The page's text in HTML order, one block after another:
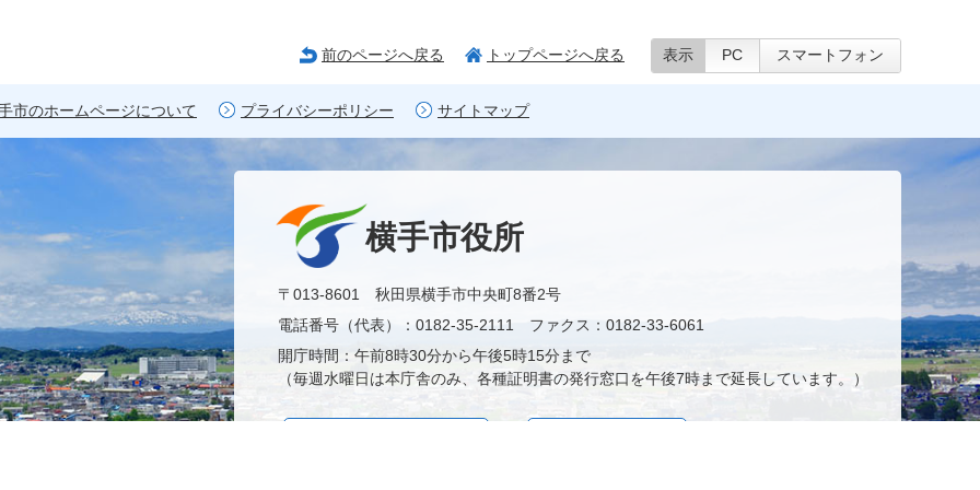
前のページへ戻る トップページへ戻る 表示 PC スマートフォン
市のホームページについて プライバシーポリシー サイトマップ
横手市役所
〒013-8601 秋田県横手市中央町8番2号
電話番号（代表）：0182-35-2111 ファクス：0182-33-6061
開庁時間：午前8時30分から午後5時15分まで
（毎週水曜日は本庁舎のみ、各種証明書の発行窓口を午後7時まで延長しています。）